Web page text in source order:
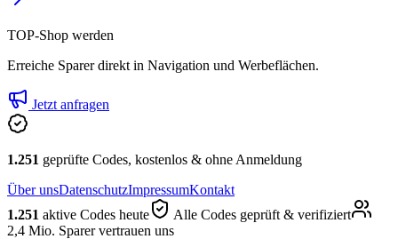
TOP-Shop werden
Erreiche Sparer direkt in Navigation und Werbeflächen.
Jetzt anfragen
1.251 geprüfte Codes, kostenlos & ohne Anmeldung
Über unsDatenschutzImpressumKontakt
1.251 aktive Codes heute
Alle Codes geprüft & verifiziert
2,4 Mio. Sparer vertrauen uns